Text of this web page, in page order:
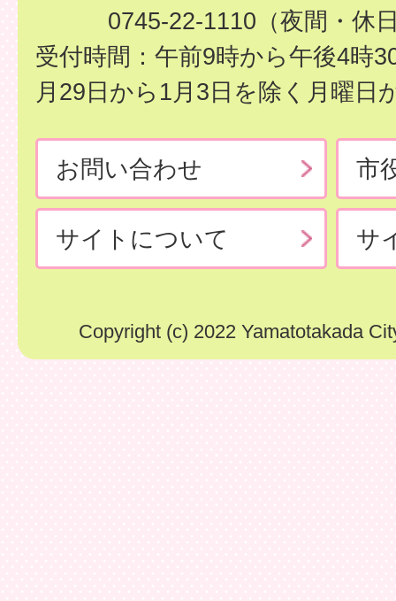
0745-22-1110（夜間・休
受付時間：午前9時から午後4時
月29日から1月3日を除く月曜日
お問い合わせ 市
サイトについて サ
Copyright (c) 2022 Yamatotakada